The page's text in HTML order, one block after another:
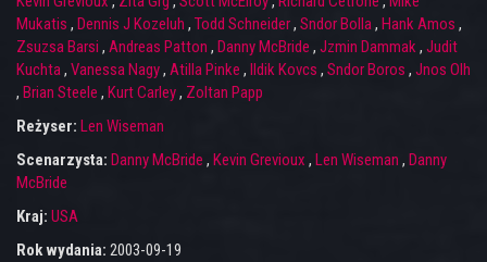
Mukatis , Dennis J Kozeluh , Todd Schneider, Sndor Bolla, Hank Amos ,
Zsuzsa Barsi , Andreas Patton , Danny McBride , Jzmin Dammak, Judit
Kuchta, Vanessa Nagy, Atilla Pinke , Ildik Kovcs , Sndor Boros , Jnos Olh
, Brian Steele , Kurt Carley, Zoltan Papp
Reżyser: Len Wiseman
Scenarzysta: Danny McBride , Kevin Grevioux , Len Wiseman , Danny
McBride
Kraj: USA
Rok wydania: 2003-09-19